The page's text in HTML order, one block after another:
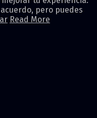
pero puedes
Read More